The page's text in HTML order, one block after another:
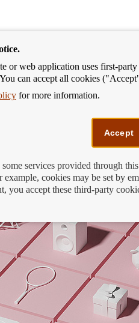
en la regulación
or web application uses first-
can accept all cookies
for more information.
Accept
services provided through
example, cookies may be set by
you accept these third-party